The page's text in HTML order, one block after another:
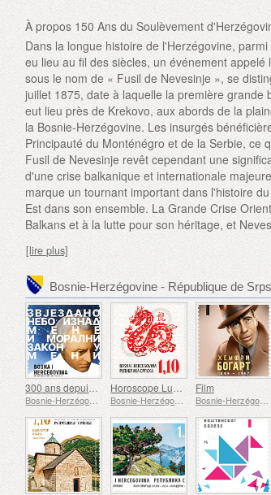
À propos 150 Ans du Soulèvement
Dans la longue histoire de l'Herzégovine,
eu lieu au fil des siècles, un événement
sous le nom de « Fusil de Nevesinje », se
juillet 1875, date à laquelle la première
eut lieu près de Krekovo, aux abords de la
la Bosnie-Herzégovine. Les insurgés
Principauté du Monténégro et de la Serbie, ce
Fusil de Nevesinje revêt cependant une
d'une crise balkanique et internationale
marque un tournant important dans l'histoire
Est dans son ensemble. La Grande Crise
Balkans et à la lutte pour son héritage, et
[lire plus]
300 ans depuis la naissance d'Emmanuel Kant
Bosnie-Herzégovine - République de Srpska
Horoscope Lunaire - Année du Dragon
Bosnie-Herzégovine - République de Srpska
Film
Bosnie-Herzégovine - République de Srpska